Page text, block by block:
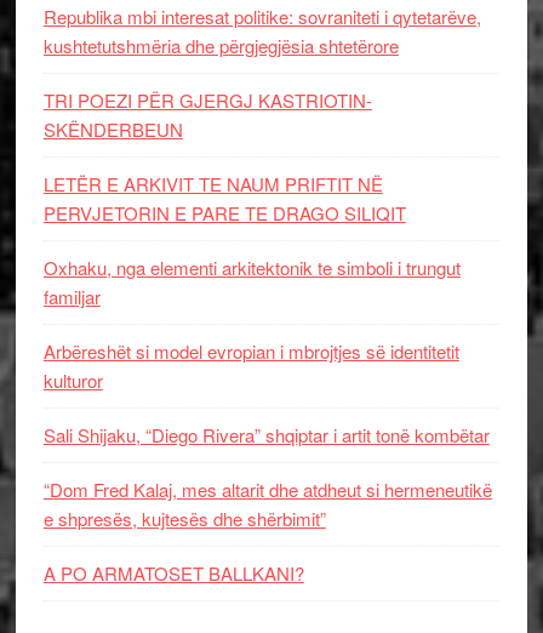
Republika mbi interesat politike: sovraniteti i qytetarëve,
kushtetutshmëria dhe përgjegjësia shtetërore
TRI POEZI PËR GJERGJ KASTRIOTIN-
SKËNDERBEUN
LETËR E ARKIVIT TE NAUM PRIFTIT NË
PERVJETORIN E PARE TE DRAGO SILIQIT
Oxhaku, nga elementi arkitektonik te simboli i trungut
familjar
Arbëreshët si model evropian i mbrojtjes së identitetit
kulturor
Sali Shijaku, “Diego Rivera” shqiptar i artit tonë kombëtar
“Dom Fred Kalaj, mes altarit dhe atdheut si hermeneutikë
e shpresës, kujtesës dhe shërbimit”
A PO ARMATOSET BALLKANI?